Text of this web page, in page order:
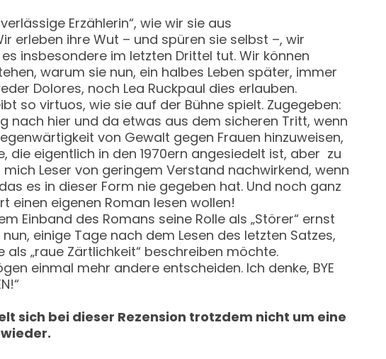
Erzählerin“, wie wir sie aus
erleben ihre Wut – und spüren sie selbst –, wir
insbesondere im letzten Drittel tut. Wir können
warum sie nun, ein halbes Leben später, immer
Dolores, noch Lea Ruckpaul dies erlauben.
so virtuos, wie sie auf der Bühne spielt. Zugegeben:
nach hier und da etwas aus dem sicheren Tritt, wenn
von Gewalt gegen Frauen hinzuweisen,
die eigentlich in den 1970ern angesiedelt ist, aber zu
Leser von geringem Verstand nachwirkend, wenn
es in dieser Form nie gegeben hat. Und noch ganz
einen eigenen Roman lesen wollen!
Einband des Romans seine Rolle als „Störer“ ernst
einige Tage nach dem Lesen des letzten Satzes,
„raue Zärtlichkeit“ beschreiben möchte.
einmal mehr andere entscheiden. Ich denke, BYE
sich bei dieser Rezension trotzdem nicht um eine